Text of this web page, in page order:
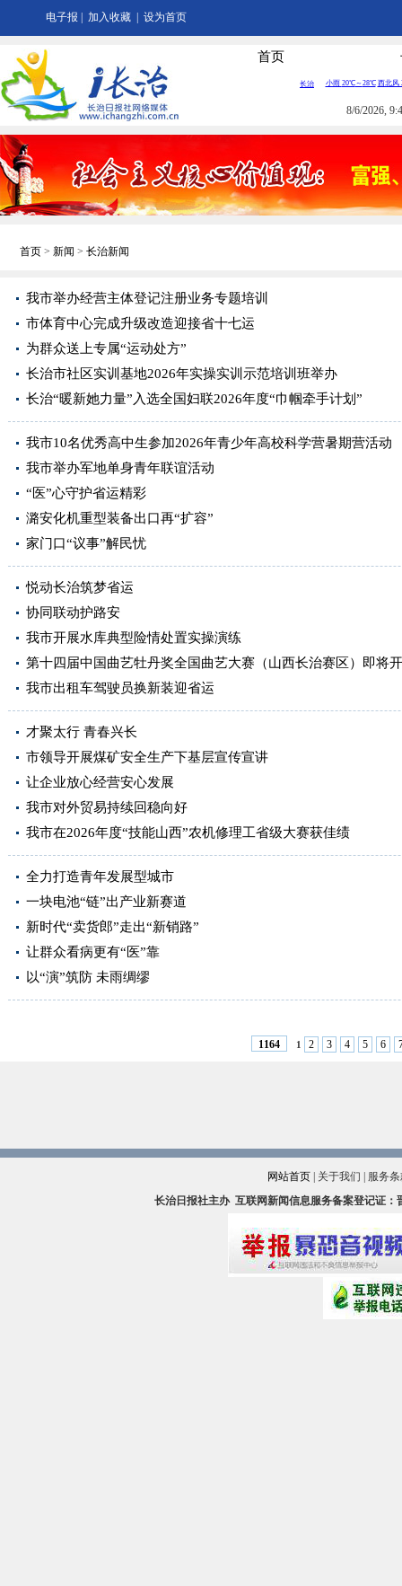
电子报 加入收藏 设为首页
首页
8/6/2026,
首页 > 新闻 > 长治新闻
我市举办经营主体登记注册业务专题培训
市体育中心完成升级改造迎接省十七运
为群众送上专属“运动处方”
长治市社区实训基地2026年实操实训示范培训班举办
长治“暖新她力量”入选全国妇联2026年度“巾帼牵手计划”
我市10名优秀高中生参加2026年青少年高校科学营暑期营活动
我市举办军地单身青年联谊活动
“医”心守护省运精彩
潞安化机重型装备出口再“扩容”
家门口“议事”解民忧
悦动长治筑梦省运
协同联动护路安
我市开展水库典型险情处置实操演练
第十四届中国曲艺牡丹奖全国曲艺大赛（山西长治赛区）即将
我市出租车驾驶员换新装迎省运
才聚太行 青春兴长
市领导开展煤矿安全生产下基层宣传宣讲
让企业放心经营安心发展
我市对外贸易持续回稳向好
我市在2026年度“技能山西”农机修理工省级大赛获佳绩
全力打造青年发展型城市
一块电池“链”出产业新赛道
新时代“卖货郎”走出“新销路”
让群众看病更有“医”靠
以“演”筑防 未雨绸缪
1164 1 2 3 4 5 6
网站首页 关于我们
服务
长治日报社主办 互联网新闻信息服务备案登记证：